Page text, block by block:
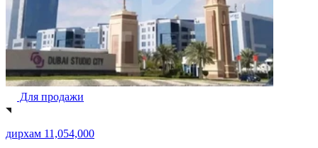
Для продажи
дирхам 11,054,000